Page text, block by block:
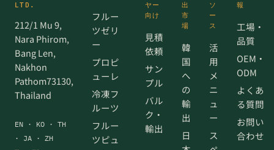
LTD.
212/1 Mu 9,
Nara Phirom,
Bang Len,
Nakhon
Pathom73130,
Thailand
EN · KO · TH
· JA · ZH
フルー
ツゼリ
ー
プロピ
ューレ
冷凍フ
ルーツ
フルー
ツピュ
ヤー
向け
見積
依頼
サン
プル
バル
ク・
輸出
出
市
場
韓
国
へ
の
輸
出
日
ソ
ー
ス
活
用
メ
ニ
ュ
ー
ス
報
工場・
品質
OEM・
ODM
よくあ
る質問
お問い
合わせ